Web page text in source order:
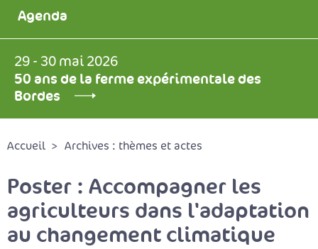
Agenda
29 - 30 mai 2026
50 ans de la ferme expérimentale des
Bordes
Accueil Archives : thèmes et actes
Poster : Accompagner les
agriculteurs dans l'adaptation
au changement climatique